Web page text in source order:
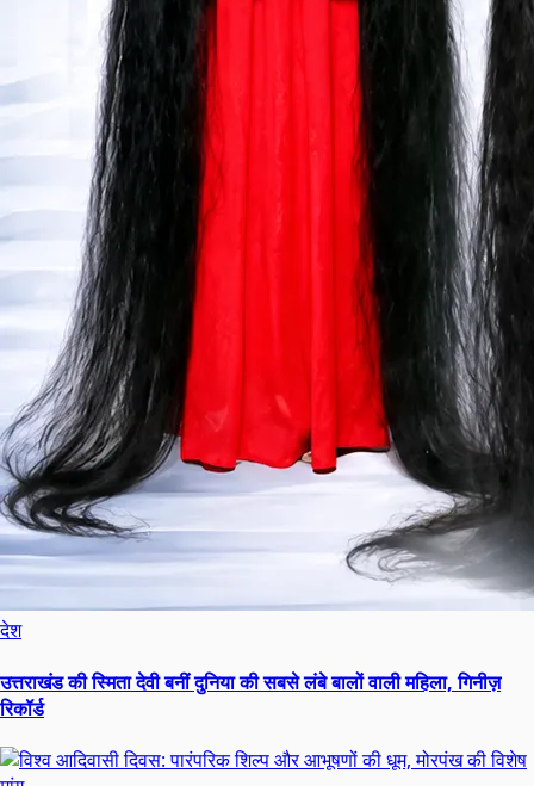
देश
उत्तराखंड की स्मिता देवी बनीं दुनिया की सबसे लंबे बालों वाली महिला, गिनीज़
रिकॉर्ड